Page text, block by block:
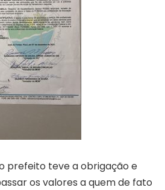
prefeito teve a obrigação e
os valores a quem de fato